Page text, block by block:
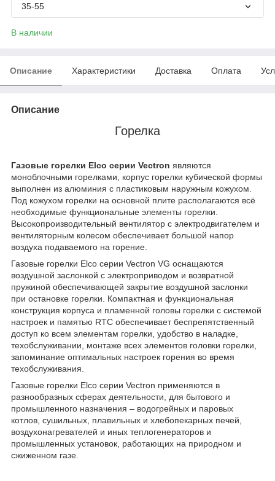
35-55
В наличии
Описание Характеристики Доставка Оплата
Описание
Горелка
Газовые горелки Elco серии Vectron являются
моноблочными горелками, корпус горелки кубической формы
выполнен из алюминия с пластиковым наружным кожухом.
Под кожухом горелки на основной плите располагаются всё
необходимые функциональные элементы горелки.
Высокопроизводительный вентилятор с электродвигателем и
вентиляторным колесом обеспечивает большой напор
воздуха подаваемого на горение.
Газовые горелки Elco серии Vectron VG оснащаются
воздушной заслонкой с электроприводом и возвратной
пружиной обеспечивающей закрытие воздушной заслонки
при остановке горелки. Компактная и функциональная
конструкция корпуса и пламенной головы горелки с системой
настроек и памятью RTC обеспечивает беспрепятственный
доступ ко всем элементам горелки, удобство в наладке,
техобслуживании, монтаже всех элементов головки горелки,
запоминание оптимальных настроек горения во время
техобслуживания.
Газовые горелки Elco серии Vectron применяются в
разнообразных сферах деятельности, для бытового и
промышленного назначения – водогрейных и паровых
котлов, сушильных, плавильных и хлебопекарных печей,
воздухонагревателей и иных теплогенераторов и
промышленных установок, работающих на природном и
сжиженном газе.